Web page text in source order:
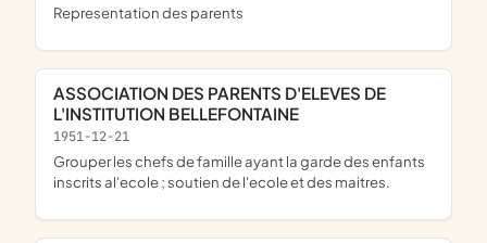
representation des parents
ASSOCIATION DES PARENTS D'ELEVES DE
L'INSTITUTION BELLEFONTAINE
1951-12-21
grouper les chefs de famille ayant la garde des enfants
inscrits al'ecole ; soutien de l'ecole et des maitres.